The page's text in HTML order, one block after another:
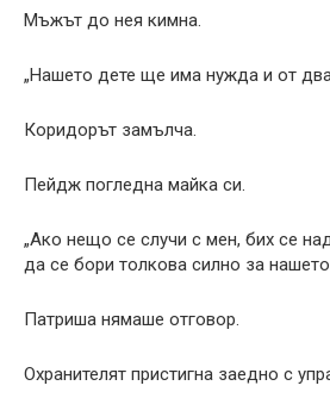
Мъжът до нея кимна.
„Нашето дете ще има нужда и от
Коридорът замълча.
Пейдж погледна майка си.
„Ако нещо се случи с мен, бих се
да се бори толкова силно за нашето
Патриша нямаше отговор.
Охранителят пристигна заедно с